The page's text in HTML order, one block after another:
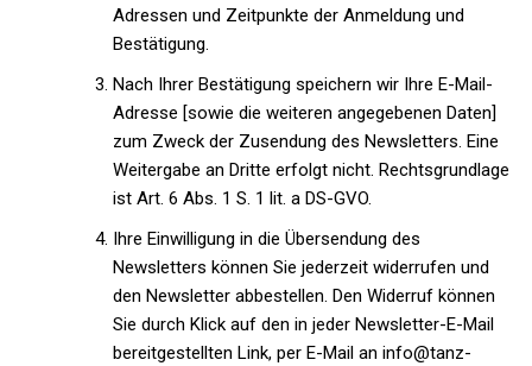
Adressen und Zeitpunkte der Anmeldung und
Bestätigung.
Nach Ihrer Bestätigung speichern wir Ihre E-Mail-
Adresse [sowie die weiteren angegebenen Daten]
zum Zweck der Zusendung des Newsletters. Eine
Weitergabe an Dritte erfolgt nicht. Rechtsgrundlage
ist Art. 6 Abs. 1 S. 1 lit. a DS-GVO.
Ihre Einwilligung in die Übersendung des
Newsletters können Sie jederzeit widerrufen und
den Newsletter abbestellen. Den Widerruf können
Sie durch Klick auf den in jeder Newsletter-E-Mail
bereitgestellten Link, per E-Mail an info@tanz-